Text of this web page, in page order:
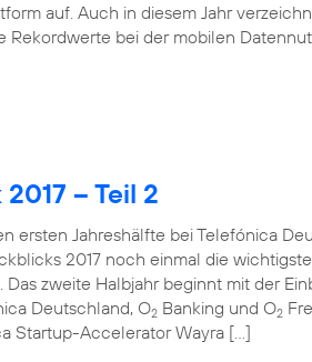
auf. Auch in diesem Jahr
Rekordwerte bei der mobilen
– Teil 2
ersten Jahreshälfte bei Telefónica
2017 noch einmal die
Das zweite Halbjahr beginnt mit der
Deutschland, O2 Banking und O2
Startup-Accelerator Wayra […]